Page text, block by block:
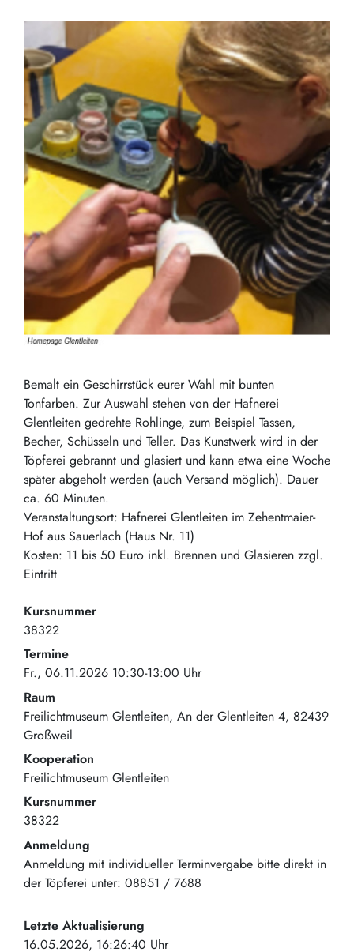
Bemalt ein Geschirrstück eurer Wahl mit bunten
Tonfarben. Zur Auswahl stehen von der Hafnerei
Glentleiten gedrehte Rohlinge, zum Beispiel Tassen,
Becher, Schüsseln und Teller. Das Kunstwerk wird in der
Töpferei gebrannt und glasiert und kann etwa eine Woche
später abgeholt werden (auch Versand möglich). Dauer
ca. 60 Minuten.
Veranstaltungsort: Hafnerei Glentleiten im Zehentmaier-
Hof aus Sauerlach (Haus Nr. 11)
Kosten: 11 bis 50 Euro inkl. Brennen und Glasieren zzgl.
Eintritt
Kursnummer
38322
Termine
Fr., 06.11.2026 10:30-13:00 Uhr
Raum
Freilichtmuseum Glentleiten An der Glentleiten 4 82439
Großweil
Kooperation
Freilichtmuseum Glentleiten
Kursnummer
38322
Anmeldung
Anmeldung mit individueller Terminvergabe bitte direkt in
der Töpferei unter: 08851 / 7688
Letzte Aktualisierung
16.05.2026, 16:26:40 Uhr